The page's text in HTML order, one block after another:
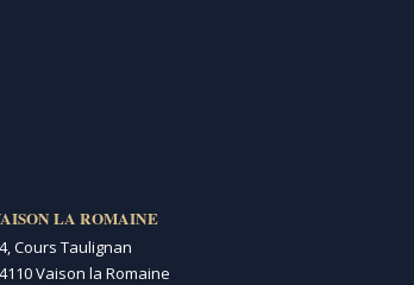
LA ROMAINE
Cours Taulignan
Vaison la Romaine